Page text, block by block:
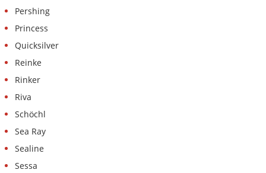
Pershing
Princess
Quicksilver
Reinke
Rinker
Riva
Schöchl
Sea Ray
Sealine
Sessa